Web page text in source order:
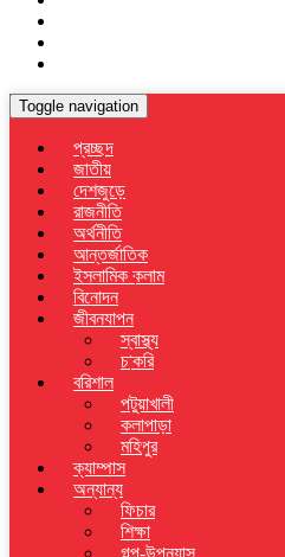
Toggle navigation
প্রচ্ছদ
জাতীয়
দেশজুড়ে
রাজনীতি
অর্থনীতি
আন্তর্জাতিক
ইসলামিক কলাম
বিনোদন
জীবনযাপন
স্বাস্থ্য
চাকরি
বরিশাল
পটুয়াখালী
কলাপাড়া
মহিপুর
ক্যাম্পাস
অন্যান্য
ফিচার
শিক্ষা
গল্প-উপন্যাস